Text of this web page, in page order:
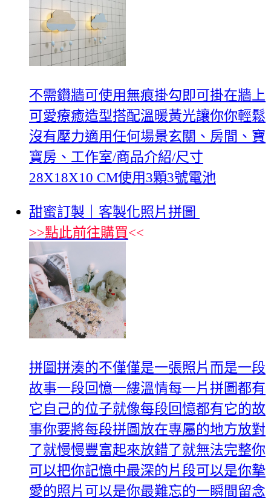
不需鑽牆可使用無痕掛勾即可掛在牆上
可愛療癒造型搭配溫暖黃光讓你你輕鬆
沒有壓力適用任何場景玄關、房間、寶
寶房、工作室/商品介紹/尺寸
28X18X10 CM使用3顆3號電池
甜蜜訂製｜客製化照片拼圖
>>點此前往購買<<
拼圖拼湊的不僅僅是一張照片而是一段
故事一段回憶一縷溫情每一片拼圖都有
它自己的位子就像每段回憶都有它的故
事你要將每段拼圖放在專屬的地方放對
了就慢慢豐富起來放錯了就無法完整你
可以把你記憶中最深的片段可以是你摯
愛的照片可以是你最難忘的一瞬間留念